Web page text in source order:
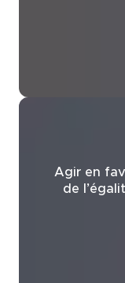
Agir en
de